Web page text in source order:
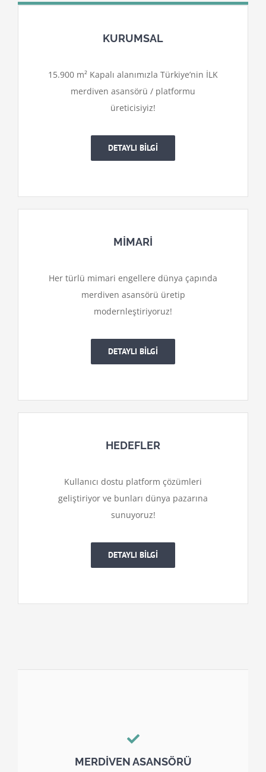
KURUMSAL
15.900 m² Kapalı alanımızla Türkiye’nin İLK
merdiven asansörü / platformu
üreticisiyiz!
DETAYLI BİLGİ
MİMARİ
Her türlü mimari engellere dünya çapında
merdiven asansörü üretip
modernleştiriyoruz!
DETAYLI BİLGİ
HEDEFLER
Kullanıcı dostu platform çözümleri
geliştiriyor ve bunları dünya pazarına
sunuyoruz!
DETAYLI BİLGİ
MERDİVEN ASANSÖRÜ